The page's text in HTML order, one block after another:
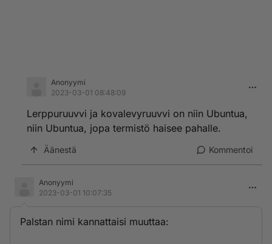
Anonyymi
2023-03-01 08:48:09
Lerppuruuvvi ja kovalevyruuvvi on niin Ubuntua,
niin Ubuntua, jopa termistö haisee pahalle.
Äänestä Kommentoi
Anonyymi
2023-03-01 10:07:35
Palstan nimi kannattaisi muuttaa: